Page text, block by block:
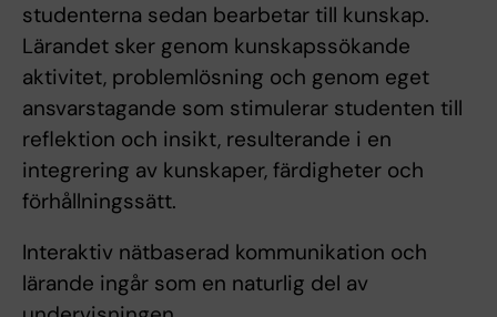
studenterna sedan bearbetar till kunskap.
Lärandet sker genom kunskapssökande
aktivitet, problemlösning och genom eget
ansvarstagande som stimulerar studenten till
reflektion och insikt, resulterande i en
integrering av kunskaper, färdigheter och
förhållningssätt.
Interaktiv nätbaserad kommunikation och
lärande ingår som en naturlig del av